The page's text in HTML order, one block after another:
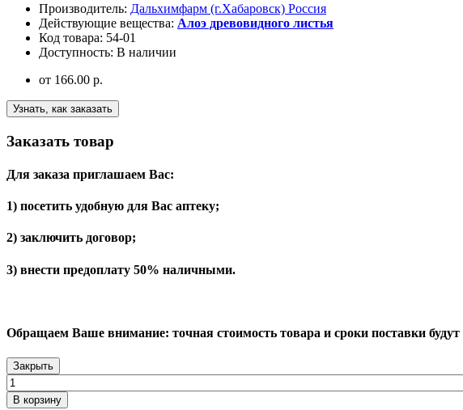
Производитель: Дальхимфарм (г.Хабаровск) Россия
Действующие вещества: Алоэ древовидного листья
Код товара: 54-01
Доступность: В наличии
от 166.00 р.
Узнать, как заказать
Заказать товар
Для заказа приглашаем Вас:
1) посетить удобную для Вас аптеку;
2) заключить договор;
3) внести предоплату 50% наличными.
Обращаем Ваше внимание: точная стоимость товара и сроки поставки будут
Закрыть
В корзину